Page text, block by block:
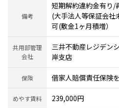
備考
短期解約違約金有り/
(大手法人等保証会社
可(敷金1ヶ月積増）
共用部管理
会社
三井不動産レジデン
岸支店
保険 借家人賠償責任保険
めやす賃料 239,000円